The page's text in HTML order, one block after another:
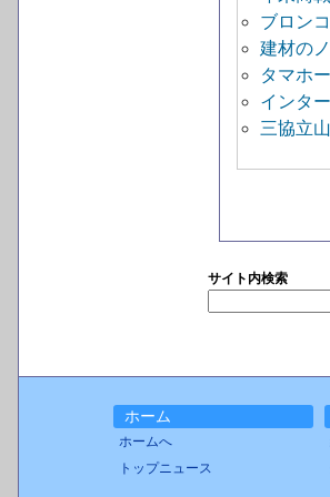
ブロン
建材の
タマホ
インタ
三協立
サイト内検索
ホーム
ホームへ
トップニュース